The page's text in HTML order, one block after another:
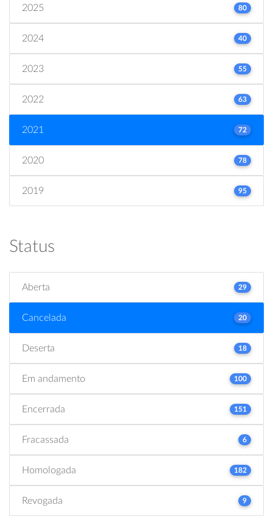
2025 80
2024 40
2023 55
2022 63
2021 72
2020 78
2019 95
Status
Aberta 29
Cancelada 20
Deserta 18
Em andamento 100
Encerrada 151
Fracassada 6
Homologada 182
Revogada 9